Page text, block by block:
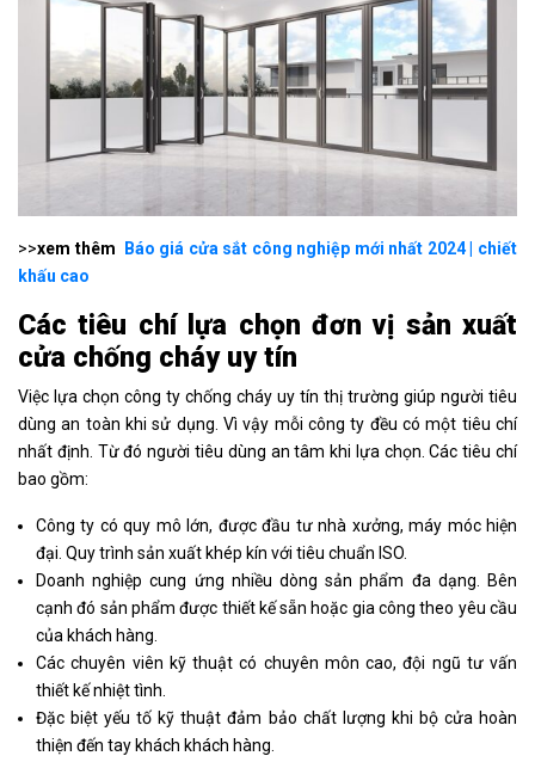
>>xem thêm
Báo giá cửa sắt công nghiệp mới nhất 2024 | chiết
khấu cao
Các tiêu chí lựa chọn đơn vị sản xuất
cửa chống cháy uy tín
Việc lựa chọn công ty chống cháy uy tín thị trường giúp người tiêu
dùng an toàn khi sử dụng. Vì vậy mỗi công ty đều có một tiêu chí
nhất định. Từ đó người tiêu dùng an tâm khi lựa chọn. Các tiêu chí
bao gồm:
Công ty có quy mô lớn, được đầu tư nhà xưởng, máy móc hiện
đại. Quy trình sản xuất khép kín với tiêu chuẩn ISO.
Doanh nghiệp cung ứng nhiều dòng sản phẩm đa dạng. Bên
cạnh đó sản phẩm được thiết kế sẵn hoặc gia công theo yêu cầu
của khách hàng.
Các chuyên viên kỹ thuật có chuyên môn cao, đội ngũ tư vấn
thiết kế nhiệt tình.
Đặc biệt yếu tố kỹ thuật đảm bảo chất lượng khi bộ cửa hoàn
thiện đến tay khách khách hàng.